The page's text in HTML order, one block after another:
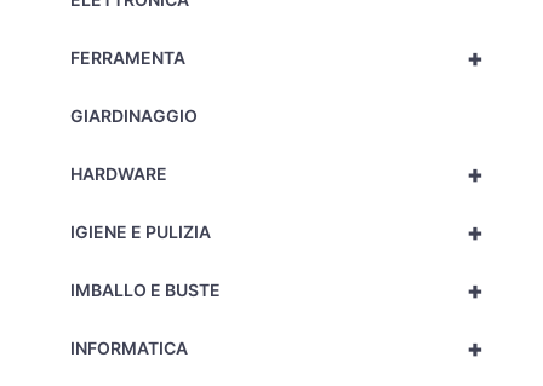
+
FERRAMENTA
GIARDINAGGIO
+
HARDWARE
+
IGIENE E PULIZIA
+
IMBALLO E BUSTE
+
INFORMATICA